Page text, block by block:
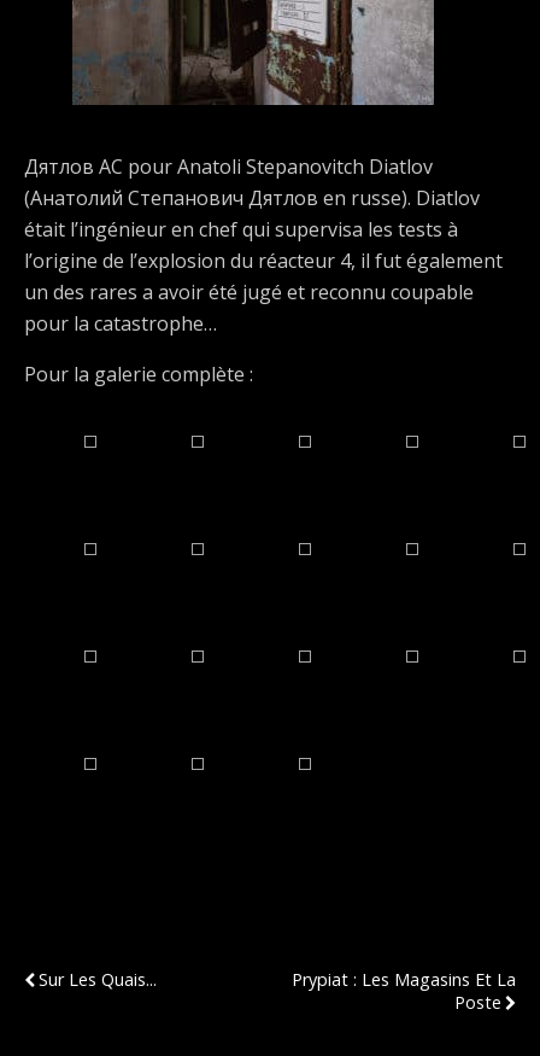
Дятлов АС pour Anatoli Stepanovitch Diatlov
(Анатолий Степанович Дятлов en russe). Diatlov
était l’ingénieur en chef qui supervisa les tests à
l’origine de l’explosion du réacteur 4, il fut également
un des rares a avoir été jugé et reconnu coupable
pour la catastrophe…
Pour la galerie complète :
Sur Les Quais...
Prypiat : Les Magasins Et La
Poste